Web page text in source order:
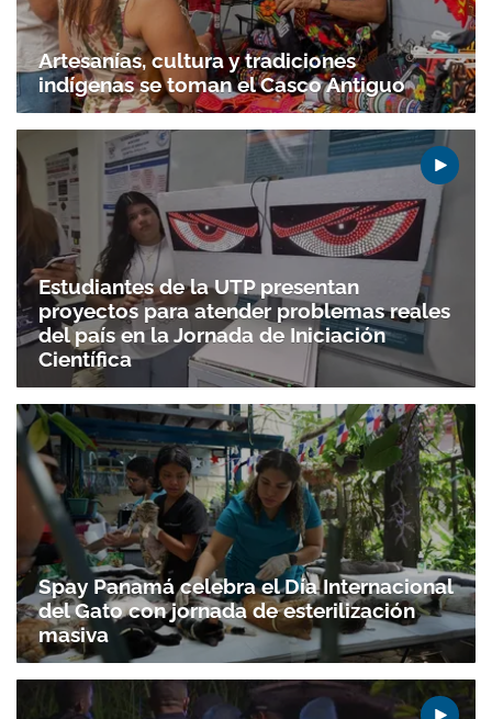
Artesanías, cultura y tradiciones
indígenas se toman el Casco Antiguo
Estudiantes de la UTP presentan
proyectos para atender problemas reales
del país en la Jornada de Iniciación
Científica
Spay Panamá celebra el Día Internacional
del Gato con jornada de esterilización
masiva